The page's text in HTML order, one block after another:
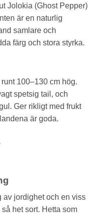
Jolokia (Ghost Pepper)
är en naturlig
samlare och
färg och stora styrka.
100–130 cm hög.
spetsig tail, och
Ger rikligt med frukt
är goda.
av jordighet och en viss
het sort. Hetta som